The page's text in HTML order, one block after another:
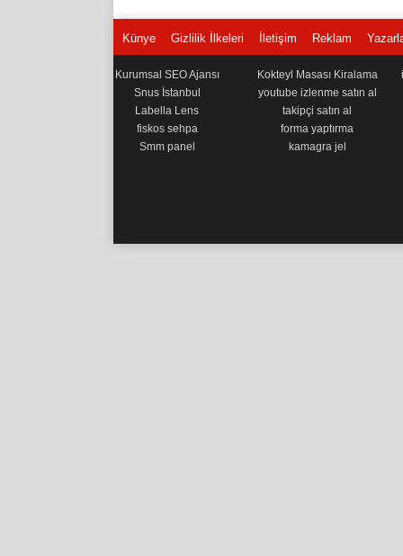
Künye Gizlilik İlkeleri İletişim Reklam
Kurumsal SEO Ajansı
Snus İstanbul
Labella Lens
fiskos sehpa
Smm panel
Kokteyl Masası Kiralama
youtube izlenme satın al
takipçi satın al
forma yaptırma
kamagra jel